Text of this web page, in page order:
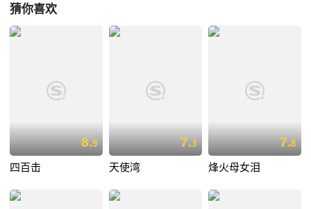
猜你喜欢
8.9
四百击
7.3
天使湾
7.8
烽火母女泪